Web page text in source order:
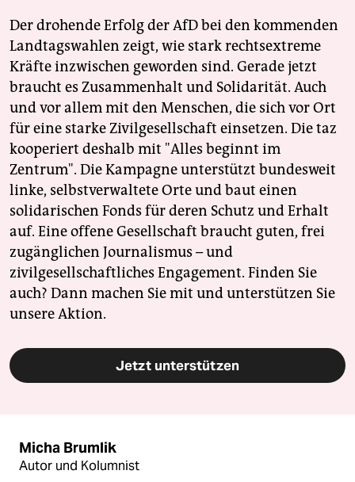
Der drohende Erfolg der AfD bei den kommenden
Landtagswahlen zeigt, wie stark rechtsextreme
Kräfte inzwischen geworden sind. Gerade jetzt
braucht es Zusammenhalt und Solidarität. Auch
und vor allem mit den Menschen, die sich vor Ort
für eine starke Zivilgesellschaft einsetzen. Die taz
kooperiert deshalb mit "Alles beginnt im
Zentrum". Die Kampagne unterstützt bundesweit
linke, selbstverwaltete Orte und baut einen
solidarischen Fonds für deren Schutz und Erhalt
auf. Eine offene Gesellschaft braucht guten, frei
zugänglichen Journalismus – und
zivilgesellschaftliches Engagement. Finden Sie
auch? Dann machen Sie mit und unterstützen Sie
unsere Aktion.
Jetzt unterstützen
Micha Brumlik
Autor und Kolumnist